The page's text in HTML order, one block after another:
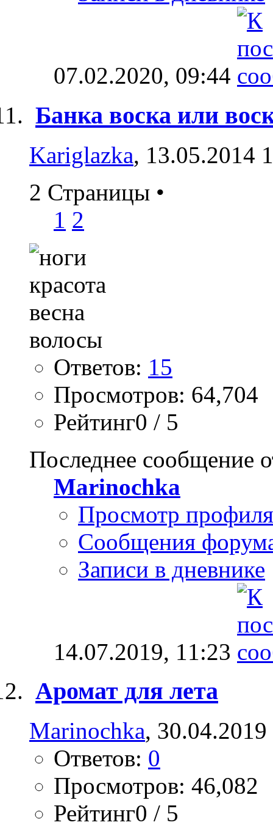
07.02.2020, 09:44
Банка воска или
Kariglazka, 13.05.2014
2 Страницы •
1 2
Ответов: 15
Просмотров: 64,704
Рейтинг0 / 5
Последнее сообщение
Marinochka
Просмотр профиля
Сообщения
Записи в дневнике
14.07.2019, 11:23
Аромат для лета
Marinochka,
Ответов: 0
Просмотров: 46,082
Рейтинг0 / 5